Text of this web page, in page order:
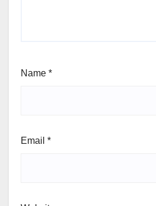
Name *
Email *